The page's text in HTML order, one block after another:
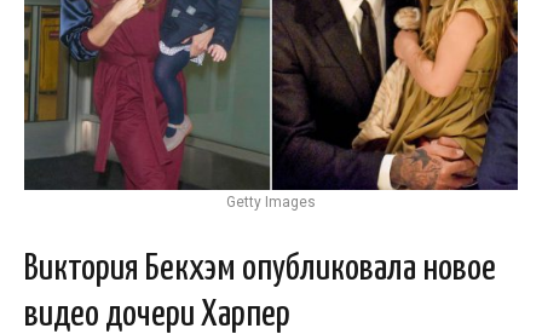
Getty Images
Виктория Бекхэм опубликовала новое
видео дочери Харпер